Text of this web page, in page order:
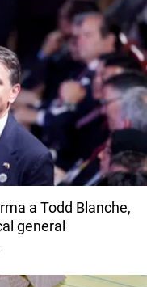
a Todd Blanche,
general